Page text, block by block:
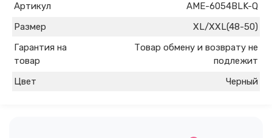
Артикул
AME-6054BLK-Q
Размер
XL/XXL(48-50)
Гарантия на
товар
Товар обмену и возврату не
подлежит
Цвет
Черный